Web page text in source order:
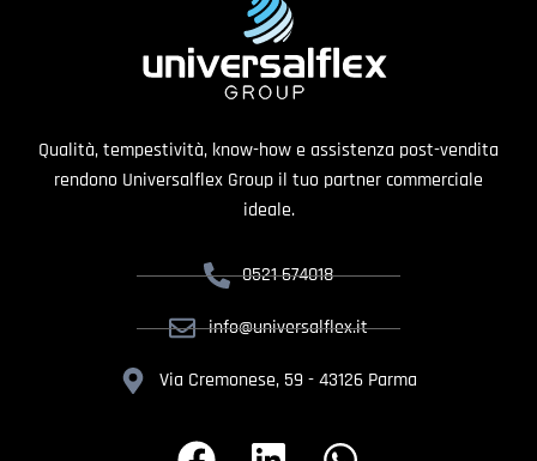
Qualità, tempestività, know-how e assistenza post-vendita
rendono Universalflex Group il tuo partner commerciale
ideale.
0521 674018
info@universalflex.it
Via Cremonese, 59 - 43126 Parma